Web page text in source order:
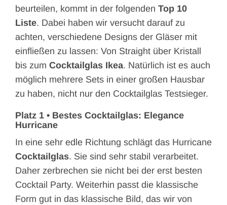
beurteilen, kommt in der folgenden Top 10
Liste. Dabei haben wir versucht darauf zu
achten, verschiedene Designs der Gläser mit
einfließen zu lassen: Von Straight über Kristall
bis zum Cocktailglas Ikea. Natürlich ist es auch
möglich mehrere Sets in einer großen Hausbar
zu haben, nicht nur den Cocktailglas Testsieger.
Platz 1 • Bestes Cocktailglas: Elegance
Hurricane
In eine sehr edle Richtung schlägt das Hurricane
Cocktailglas. Sie sind sehr stabil verarbeitet.
Daher zerbrechen sie nicht bei der erst besten
Cocktail Party. Weiterhin passt die klassische
Form gut in das klassische Bild, das wir von